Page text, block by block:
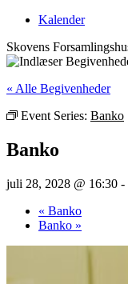
Kalender
Skovens
« Alle Begivenheder
Event Series: Banko
Banko
juli 28, 2028 @ 16:30 -
« Banko
Banko »